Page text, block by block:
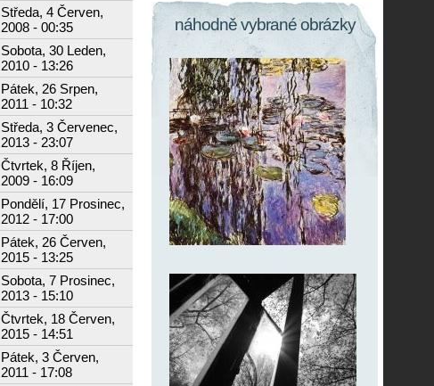
Středa, 4 Červen,
2008 - 00:35
Sobota, 30 Leden,
2010 - 13:26
Pátek, 26 Srpen,
2011 - 10:32
Středa, 3 Červenec,
2013 - 23:07
Čtvrtek, 8 Říjen,
2009 - 16:09
Pondělí, 17 Prosinec,
2012 - 17:00
Pátek, 26 Červen,
2015 - 13:25
Sobota, 7 Prosinec,
2013 - 15:10
Čtvrtek, 18 Červen,
2015 - 14:51
Pátek, 3 Červen,
2011 - 17:08
náhodně vybrané obrázky